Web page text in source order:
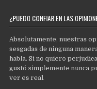
¿PUEDO CONFIAR EN LAS
Absolutamente, nuestras
sesgadas de ninguna
habla. Si no quiero
gustó simplemente nunca
ver es real.